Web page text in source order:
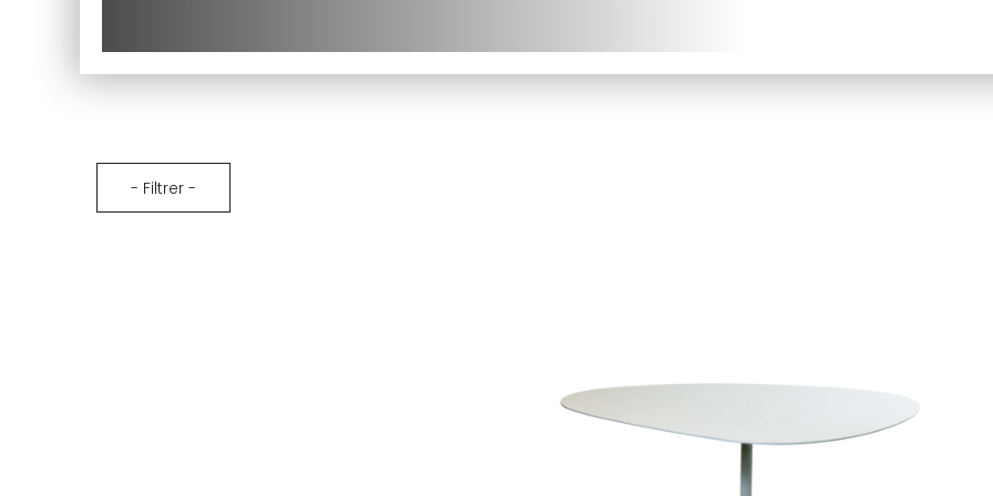
techniques, modèles 3D) en
- Filtrer -